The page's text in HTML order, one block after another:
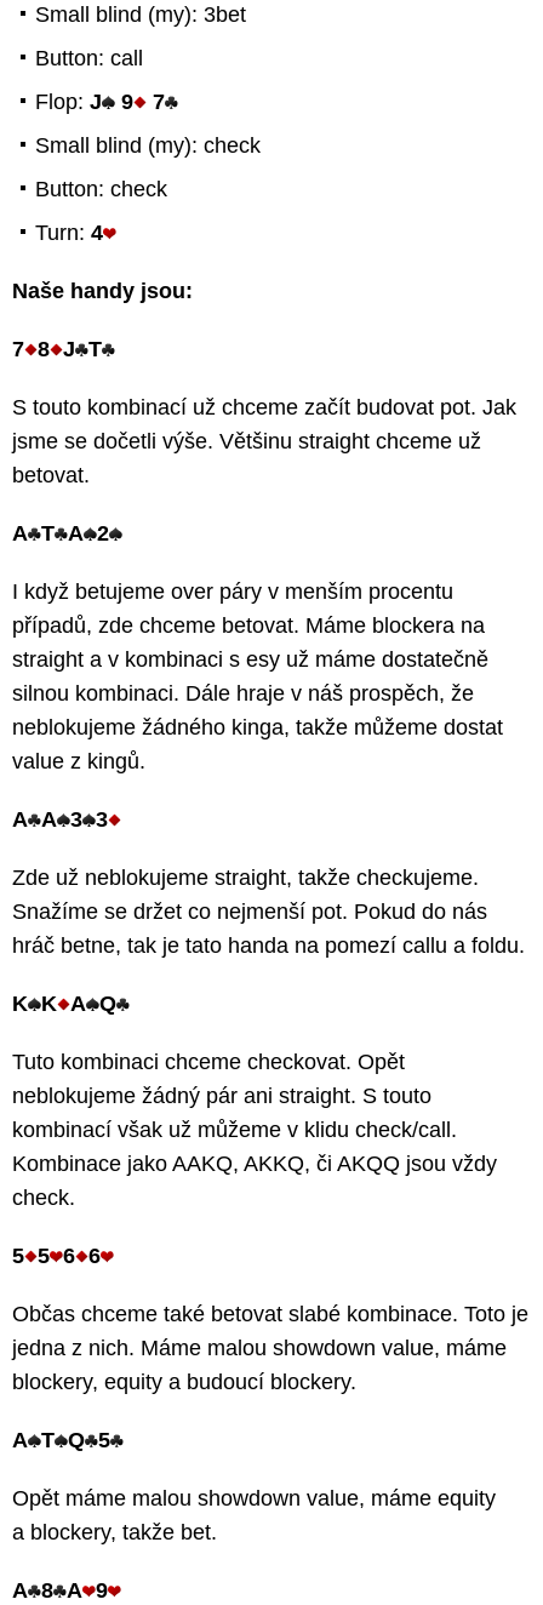
Small blind (my): 3bet
Button: call
Flop: J 9
7
Small blind (my): check
Button: check
Turn: 4
Naše handy jsou:
7 8 J T
S touto kombinací už chceme začít budovat pot. Jak
jsme se dočetli výše. Většinu straight chceme už
betovat.
A T A 2
I když betujeme over páry v menším procentu
případů, zde chceme betovat. Máme blockera na
straight a v kombinaci s esy už máme dostatečně
silnou kombinaci. Dále hraje v náš prospěch, že
neblokujeme žádného kinga, takže můžeme dostat
value z kingů.
A A 3 3
Zde už neblokujeme straight, takže checkujeme.
Snažíme se držet co nejmenší pot. Pokud do nás
hráč betne, tak je tato handa na pomezí callu a foldu.
K K A Q
Tuto kombinaci chceme checkovat. Opět
neblokujeme žádný pár ani straight. S touto
kombinací však už můžeme v klidu check/call.
Kombinace jako AAKQ, AKKQ, či AKQQ jsou vždy
check.
5 5 6 6
Občas chceme také betovat slabé kombinace. Toto je
jedna z nich. Máme malou showdown value, máme
blockery, equity a budoucí blockery.
A T Q 5
Opět máme malou showdown value, máme equity
a blockery, takže bet.
A 8 A 9